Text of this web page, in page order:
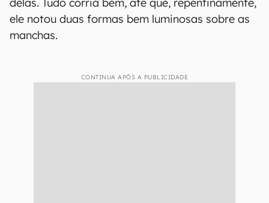
ele notou duas formas bem luminosas sobre as
manchas.
CONTINUA APÓS A PUBLICIDADE